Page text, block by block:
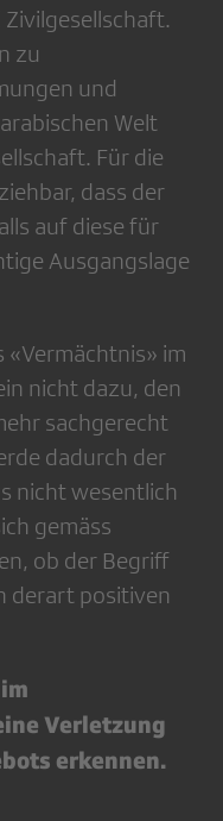
zu
und
Welt
Für die
dass der
auf diese für
Ausgangslage
im
nicht dazu, den
sachgerecht
dadurch der
nicht wesentlich
gemäss
ob der Begriff
derart positiven
Verletzung
erkennen.